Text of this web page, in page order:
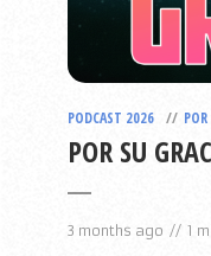
PODCAST 2026
POR SU
3 months ago 1